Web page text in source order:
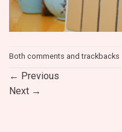
Both comments and trackbacks
← Previous
Next →